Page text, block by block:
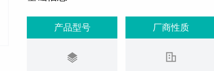
产品型号 厂商性质